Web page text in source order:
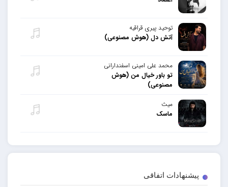
پیشنهادات اتفاقی
توحید پیری قراقیه
آتش دل (هوش مصنوعی)
محمد علی امینی اسفندارانی
تو باور خیال من (هوش
مصنوعی)
میث
ماسک